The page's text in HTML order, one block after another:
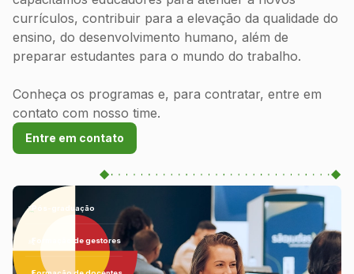
&nbps
currículos, contribuir para a elevação da qualidade do
ensino, do desenvolvimento humano, além de
preparar estudantes para o mundo do trabalho.
Conheça os programas e, para contratar, entre em
contato com nosso time.
Entre em contato
Pós-graduação
Formação de gestores